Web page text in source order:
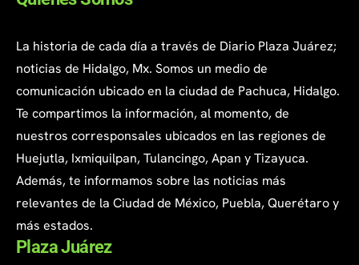
La historia de cada día a través de Diario Plaza Juárez;
noticias de Hidalgo, Mx. Somos un medio de
comunicación ubicado en la ciudad de Pachuca, Hidalgo.
Te compartimos la información, al momento, de
nuestros corresponsales ubicados en las regiones de
Huejutla, Ixmiquilpan, Tulancingo, Apan y Tizayuca.
Además, te informamos sobre las noticias más
relevantes de la Ciudad de México, Puebla, Querétaro y
más estados.
Plaza Juárez